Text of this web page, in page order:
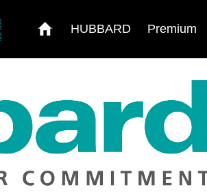
HUBBARD Premium